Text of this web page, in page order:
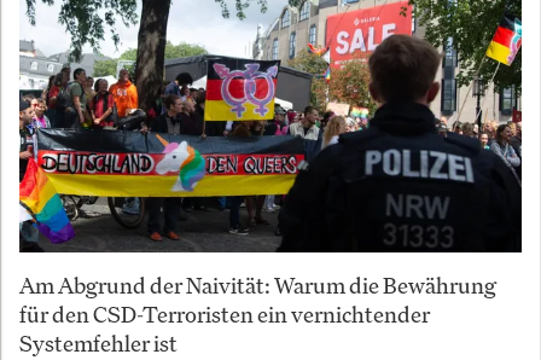
Am Abgrund der Naivität: Warum die Bewährung
für den CSD-Terroristen ein vernichtender
Systemfehler ist